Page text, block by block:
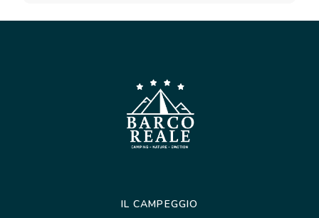
IL CAMPEGGIO